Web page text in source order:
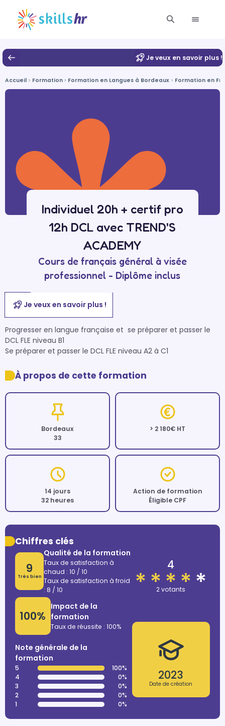
Je veux en savoir plus !
Accueil Formation Formation en Langues à Bordeaux Formation en
Individuel 20h + certif pro
12h DCL avec TREND'S
ACADEMY
Cours de français général à visée
professionnel - Diplôme inclus
Je veux en savoir plus !
Progresser en langue française et  se préparer et passer le
DCL FLE niveau B1
Se préparer et passer le DCL FLE niveau A2 à C1
À propos de cette formation
Bordeaux
33
> 2 180€ HT
14 jours
32 heures
Action de formation
Éligible CPF
Chiffres clés
9
Très bien
Qualité de la formation
Taux de satisfaction à
chaud : 10 / 10
Taux de satisfaction à froid
: 8 / 10
100%
Impact de la
formation
Taux de réussite : 100%
Note générale de la
formation
5
100%
4
0%
3
0%
2
0%
1
0%
4
2 votants
2023
Date de création